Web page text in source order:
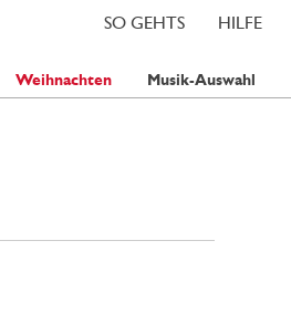
HILFE
SO GEHTS
Weihnachten Musik-Auswahl